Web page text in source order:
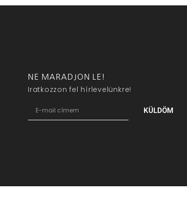
NE MARADJON LE!
Iratkozzon fel hírlevelünkre!
KÜLDÖM